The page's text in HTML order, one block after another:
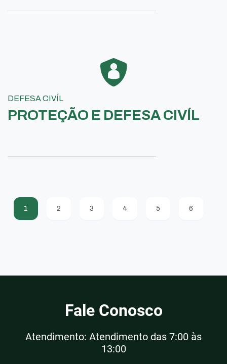
DEFESA CIVÍL
PROTEÇÃO E DEFESA CIVÍL
1 2 3 4 5 6
Fale Conosco
Atendimento: Atendimento das 7:00 às
13:00